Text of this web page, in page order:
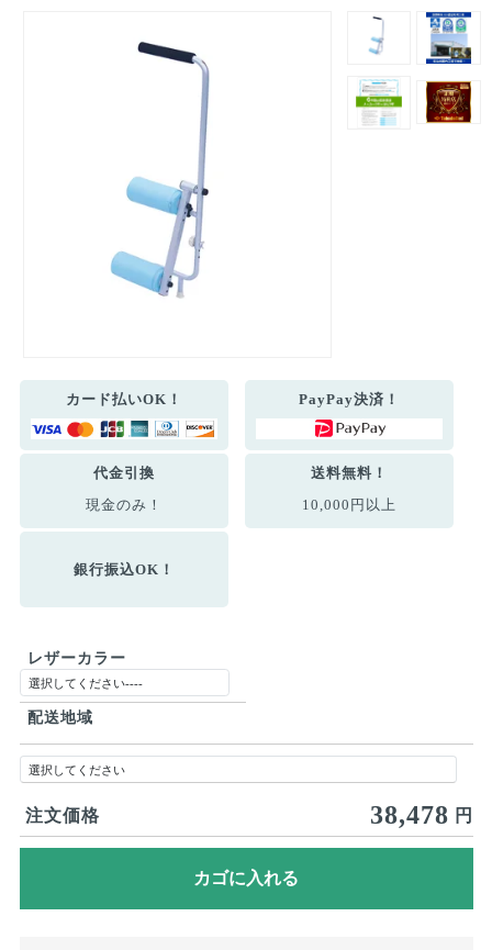
カード払いOK！ PayPay決済！
代金引換
現金のみ！
送料無料！
10,000円以上
銀行振込OK！
レザーカラー
配送地域
注文価格 38,478 円